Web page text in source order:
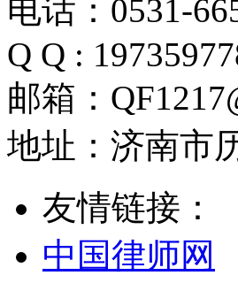
电话：0531-
Q Q :
邮箱：
地址：济南市
友情链接：
中国律师网